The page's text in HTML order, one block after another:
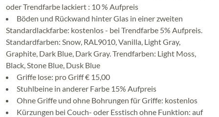
oder Trendfarbe lackiert : 10 % Aufpreis
Böden und Rückwand hinter Glas in einer zweiten
Standardlackfarbe: kostenlos - bei Trendfarbe 5% Aufpreis.
Standardfarben: Snow, RAL9010, Vanilla, Light Gray,
Graphite, Dark Blue, Dark Gray. Trendfarben: Light Moss,
Black, Stone Blue, Dusk Blue
Griffe lose: pro Griff € 15,00
Stuhlbeine in anderer Farbe 15% Aufpreis
Ohne Griffe und ohne Bohrungen für Griffe: kostenlos
Kürzungen bei Couch- oder Esstisch ohne Funktion: auf